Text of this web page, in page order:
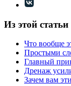
Из этой
Что вообще
Простыми
Главный
Дренаж
Зачем вам